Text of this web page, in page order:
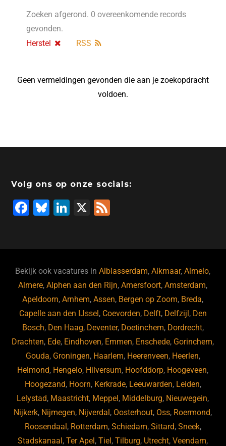
Zoeken afgerond. 0 overeenkomende records
gevonden.
Herstel
RSS
Geen vermeldingen gevonden die aan je zoekopdracht
voldoen.
Volg ons op onze socials:
F
b
o
o
k
Bl
ky
Li
dI
n
X
Bekijk ook vacatures inAlblasserdam,Alkmaar,Almelo,
Almere,Alphen aan den Rijn,Amersfoort,Amsterdam,
Apeldoorn,Arnhem,Assen, Bergen op Zoom, Breda,
Capelle aan den IJssel , Coevorden, Delft, Delfzijl , Den
Bosch, Den Haag, Deventer, Doetinchem, Dordrecht,
Drachten, Ede, Eindhoven, Emmen, Enschede, Gorinchem,
Gouda, Groningen, Haarlem, Heerenveen, Heerlen,
Helmond, Hengelo, Hilversum, Hoofddorp, Hoogeveen,
Hoogezand, Hoorn, Kerkrade, Leeuwarden, Leiden,
Lelystad, Maastricht, Meppel , Middelburg, Nieuwegein,
Nijkerk, Nijmegen, Nijverdal , Oosterhout, Oss, Roermond,
Roosendaal , Rotterdam, Schiedam, Sittard, Sneek,
Stadskanaal ,Ter Apel ,Tiel ,Tilburg, Utrecht,Veendam,